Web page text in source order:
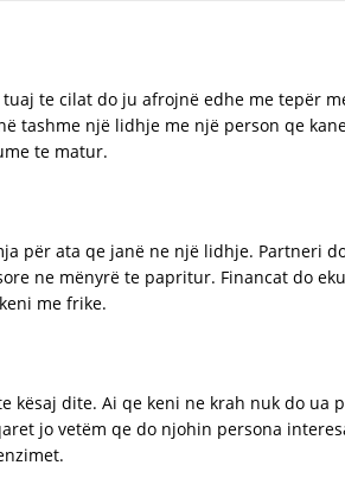
te cilat do ju afrojnë edhe me tepër
tashme një lidhje me një person qe
te matur.
për ata qe janë ne një lidhje. Partneri
ne mënyrë te papritur. Financat do
me frike.
kësaj dite. Ai qe keni ne krah nuk do
jo vetëm qe do njohin persona